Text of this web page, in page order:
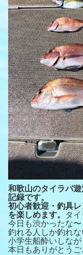
和歌山のタイラバ
記録です。
初心者歓迎・釣具
を楽しめます。
タ
今日も渋かったな〜
釣れる人しか釣れな
小学生船酔いしなが
本日もありがとうご